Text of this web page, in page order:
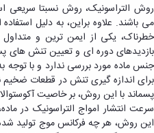
روش التراسونیک، روش نسبتا سریعی
می باشند. علاوه براین، به دلیل
خطرناک، یکی از ایمن ترین و
بازدیدهای دوره ای و تعیین تنش
جنس ماده مورد بررسی ندارد و با
برای اندازه گیری تنش در قطعات ضخیم
پسماند با این روش، بر خاصیت
سرعت انتشار امواج التراسونیک در
این روش، هر چه فرکانس موج تولید